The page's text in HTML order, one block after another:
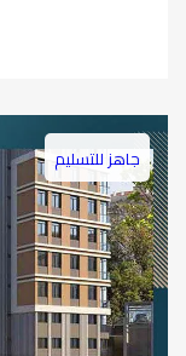
جاهز للتسليم